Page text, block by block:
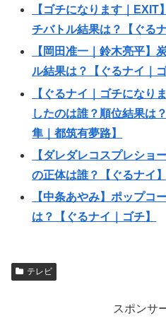
【ゴチになります｜
チバトル結果は？【ぐるナ
【岡田准一｜鈴木亮平】
ル結果は？【ぐるナイ｜
【ぐるナイ｜ゴチになり
したのは誰？順位結果は
隼｜都筑有夢路】
【ダレダレコスプレショ
の正体は誰？【ぐるナイ】
【中条あやみ】ポップコ
は？【ぐるナイ｜ゴチ】
テレビ
スポンサ